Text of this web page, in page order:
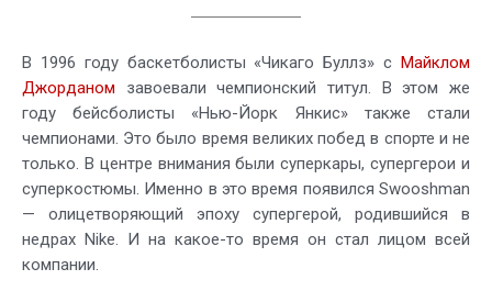
В 1996 году баскетболисты «Чикаго Буллз» с Майклом
Джорданом завоевали чемпионский титул. В этом же
году бейсболисты «Нью-Йорк Янкис» также стали
чемпионами. Это было время великих побед в спорте и не
только. В центре внимания были суперкары, супергерои и
суперкостюмы. Именно в это время появился Swooshman
— олицетворяющий эпоху супергерой, родившийся в
недрах Nike. И на какое-то время он стал лицом всей
компании.